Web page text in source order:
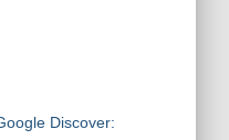
Discover: